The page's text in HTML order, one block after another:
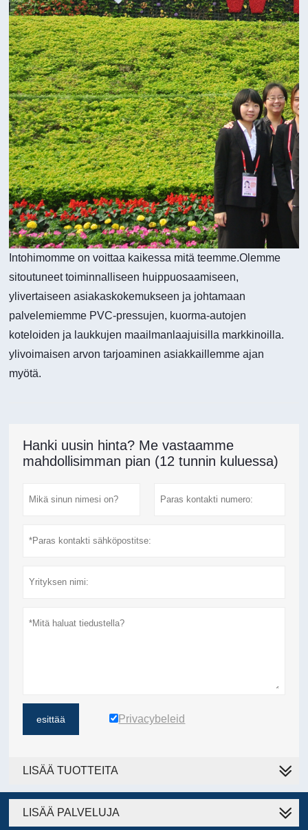
Intohimomme on voittaa kaikessa mitä teemme.Olemme
sitoutuneet toiminnalliseen huippuosaamiseen,
ylivertaiseen asiakaskokemukseen ja johtamaan
palvelemiemme PVC-pressujen, kuorma-autojen
koteloiden ja laukkujen maailmanlaajuisilla markkinoilla.
ylivoimaisen arvon tarjoaminen asiakkaillemme ajan
myötä.
Hanki uusin hinta? Me vastaamme
mahdollisimman pian (12 tunnin kuluessa)
esittää Privacybeleid
LISÄÄ TUOTTEITA
LISÄÄ PALVELUJA